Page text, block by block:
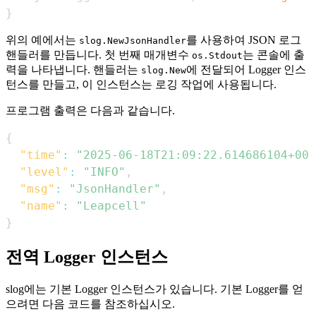
}
위의 예에서는 slog.NewJsonHandler를 사용하여 JSON 로그
핸들러를 만듭니다. 첫 번째 매개변수 os.Stdout는 콘솔에 출
력을 나타냅니다. 핸들러는 slog.New에 전달되어 Logger 인스
턴스를 만들고, 이 인스턴스는 로깅 작업에 사용됩니다.
프로그램 출력은 다음과 같습니다.
{
"time" :
"2025-06-
"level" : "INFO" ,
"msg" : "JsonHandler" ,
"name" :
"Leapcell"
}
전역 Logger 인스턴스
slog에는 기본 Logger 인스턴스가 있습니다. 기본 Logger를 얻
으려면 다음 코드를 참조하십시오.